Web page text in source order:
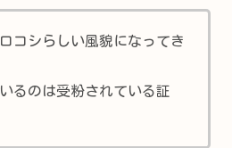
コシらしい風貌になってき
るのは受粉されている証